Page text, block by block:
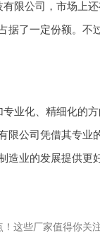
限公司，市场上
据了一定份额。
业化、精细化的
限公司凭借其专
造业的发展提供更
！这些厂家值得你关